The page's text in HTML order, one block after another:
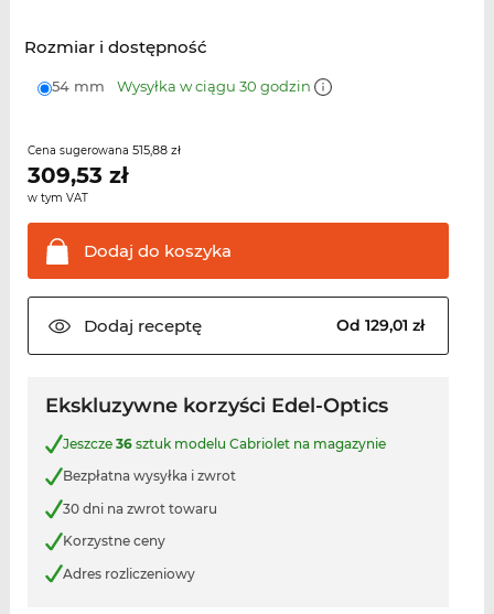
Rozmiar i dostępność
54 mm Wysyłka w ciągu 30 godzin
Cena sugerowana 515,88 zł
309,53 zł
w tym VAT
Dodaj do koszyka
Dodaj receptę Od 129,01 zł
Ekskluzywne korzyści Edel-Optics
Jeszcze 36sztuk modelu Cabriolet na magazynie
Bezpłatna wysyłka i zwrot
30 dni na zwrot towaru
Korzystne ceny
Adres rozliczeniowy